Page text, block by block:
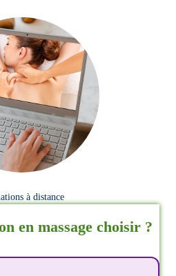
à distance
en massage choisir ?